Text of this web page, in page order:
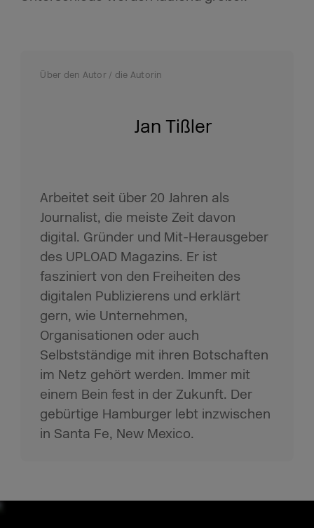
Über den Autor / die Autorin
Jan Tißler
Arbeitet seit über 20 Jahren als
Journalist, die meiste Zeit davon
digital. Gründer und Mit-Herausgeber
des UPLOAD Magazins. Er ist
fasziniert von den Freiheiten des
digitalen Publizierens und erklärt
gern, wie Unternehmen,
Organisationen oder auch
Selbstständige mit ihren Botschaften
im Netz gehört werden. Immer mit
einem Bein fest in der Zukunft. Der
gebürtige Hamburger lebt inzwischen
in Santa Fe, New Mexico.